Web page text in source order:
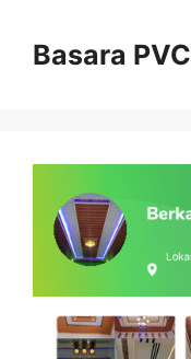
contentBasara PVC